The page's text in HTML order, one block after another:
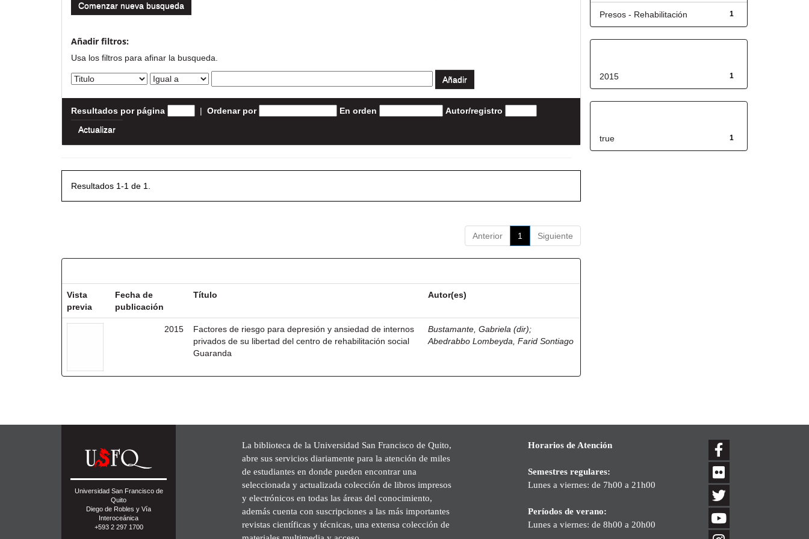
Comenzar nueva busqueda
Añadir filtros:
Usa los filtros para afinar la busqueda.
Resultados por página | Ordenar por En orden Autor/registro
Resultados 1-1 de 1.
Anterior 1 Siguiente
Vista
previa
Fecha de
publicación
Título Autor(es)
2015
Factores de riesgo para depresión y ansiedad de internos
privados de su libertad del centro de rehabilitación social
Guaranda
Bustamante, Gabriela (dir);
Abedrabbo Lombeyda, Farid Sontiago
1
Presos - Rehabilitación
1
2015
1
true
Universidad San Francisco de
Quito
Diego de Robles y Vía
Interoceánica
+593 2 297 1700
La biblioteca de la Universidad San Francisco de Quito,
abre sus servicios diariamente para la atención de miles
de estudiantes en donde pueden encontrar una
seleccionada y actualizada colección de libros impresos
y electrónicos en todas las áreas del conocimiento,
además cuenta con suscripciones a las más importantes
revistas científicas y técnicas, una extensa colección de
Horarios de Atención
Semestres regulares:
Lunes a viernes: de 7h00 a 21h00
Períodos de verano:
Lunes a viernes: de 8h00 a 20h00